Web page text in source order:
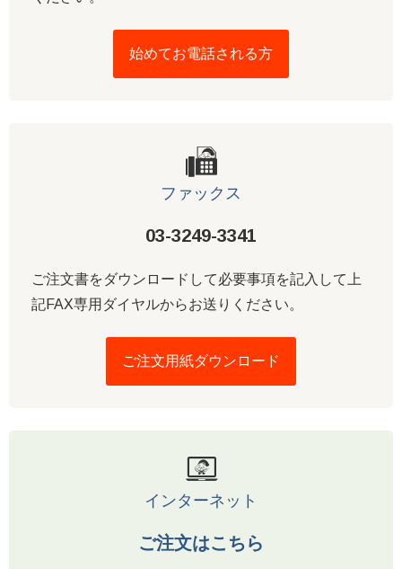
始めてお電話される方
ファックス
03-3249-3341
ご注文書をダウンロードして必要事項を記入して上
記FAX専用ダイヤルからお送りください。
ご注文用紙ダウンロード
インターネット
ご注文はこちら